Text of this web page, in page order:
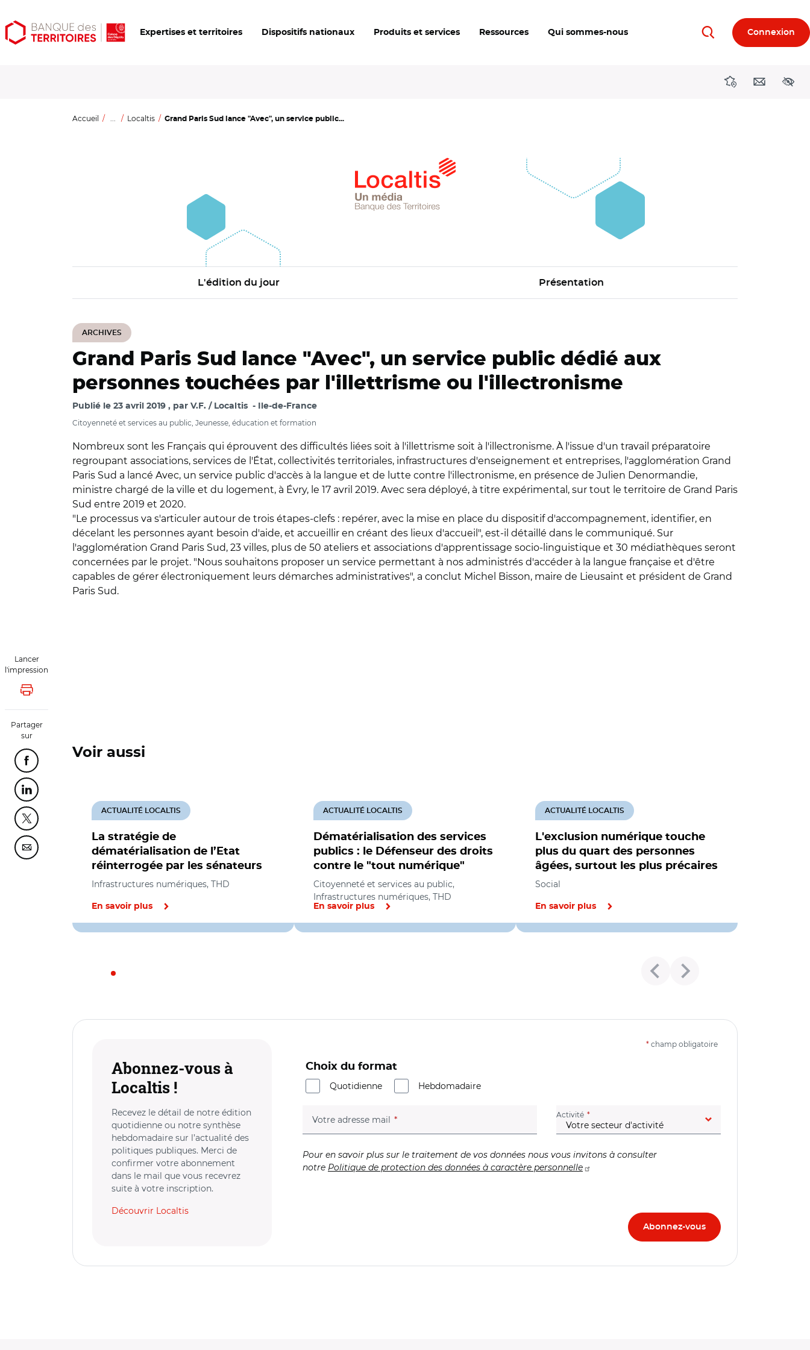
Aller
au
Aller
au
Ouvrir
les
Expertises et territoires Dispositifs nationaux Produits et services Ressources Qui sommes-nous RechercherConnexion
DirectionsContact
Accueil ... Localtis Grand Paris Sud lance "Avec", un service public...
L'édition du jour Présentation
ARCHIVES
Lancer
l'impression
Lancer l'impression
Partager
sur
Partager cette page sur Facebook
Partager cette page sur Linkedin
Partager cette page sur Twitter
Partager cette page sur Courriel
Grand Paris Sud lance "Avec", un service public dédié aux
personnes touchées par l'illettrisme ou l'illectronisme
Publié le 23 avril 2019 par V.F. / Localtis Ile-de-France
Citoyenneté et services au public, Jeunesse, éducation et formation
Nombreux sont les Français qui éprouvent des difficultés liées soit à l'illettrisme soit à l'illectronisme. À l'issue d'un travail préparatoire
regroupant associations, services de l'État, collectivités territoriales, infrastructures d'enseignement et entreprises, l'agglomération Grand
Paris Sud a lancé Avec, un service public d'accès à la langue et de lutte contre l'illectronisme, en présence de Julien Denormandie,
ministre chargé de la ville et du logement, à Évry, le 17 avril 2019. Avec sera déployé, à titre expérimental, sur tout le territoire de Grand Paris
Sud entre 2019 et 2020.
"Le processus va s'articuler autour de trois étapes-clefs : repérer, avec la mise en place du dispositif d'accompagnement, identifier, en
décelant les personnes ayant besoin d'aide, et accueillir en créant des lieux d'accueil", est-il détaillé dans le communiqué. Sur
l'agglomération Grand Paris Sud, 23 villes, plus de 50 ateliers et associations d'apprentissage socio-linguistique et 30 médiathèques seront
concernées par le projet. "Nous souhaitons proposer un service permettant à nos administrés d'accéder à la langue française et d'être
capables de gérer électroniquement leurs démarches administratives", a conclut Michel Bisson, maire de Lieusaint et président de Grand
Paris Sud.
Voir aussi
La stratégie de
dématérialisation de l’Etat
réinterrogée par les sénateurs
ACTUALITÉ LOCALTIS
Infrastructures numériques, THD
En savoir plus
Dématérialisation des services
publics : le Défenseur des droits
contre le "tout numérique"
ACTUALITÉ LOCALTIS
Citoyenneté et services au public,
Infrastructures numériques, THD
En savoir plus
L'exclusion numérique touche
plus du quart des personnes
âgées, surtout les plus précaires
ACTUALITÉ LOCALTIS
Social
En savoir plus
Abonnez-vous à
Localtis !
Recevez le détail de notre édition
quotidienne ou notre synthèse
hebdomadaire sur l’actualité des
politiques publiques. Merci de
confirmer votre abonnement
dans le mail que vous recevrez
suite à votre inscription.
Découvrir Localtis
* champ obligatoire
Choix du format
Quotidienne
Hebdomadaire
Votre adresse mail (champ obligatoire) Activité (champ obligatoire)
Pour en savoir plus sur le traitement de vos données nous vous invitons à consulter
notre Politique de protection des données à caractère personnelle